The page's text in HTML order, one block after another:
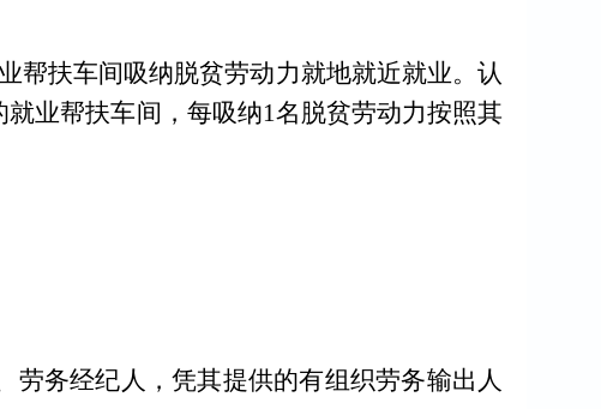
帮扶车间吸纳脱贫劳动力就地就近就业。认
业帮扶车间，每吸纳1名脱贫劳动力按照其
劳务经纪人，凭其提供的有组织劳务输出人